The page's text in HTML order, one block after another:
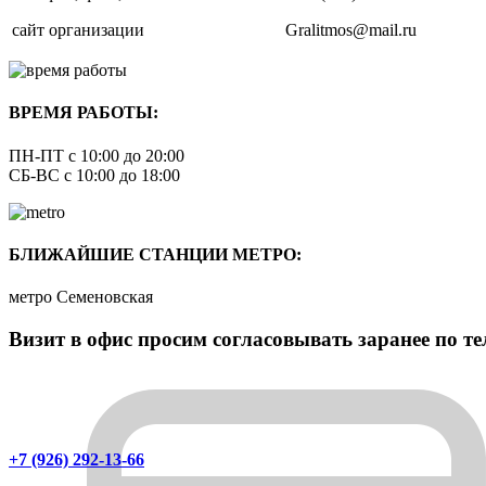
сайт организации
Gralitmos@mail.ru
ВРЕМЯ РАБОТЫ:
ПН-ПТ с 10:00 до 20:00
СБ-ВС с 10:00 до 18:00
БЛИЖАЙШИЕ СТАНЦИИ МЕТРО:
метро Семеновская
Визит в офис просим согласовывать заранее по
+7 (926) 292-13-66